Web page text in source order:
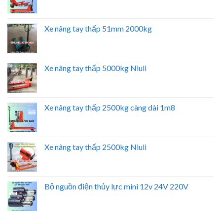
Xe nâng tay thấp 51mm 2000kg
Xe nâng tay thấp 5000kg Niuli
Xe nâng tay thấp 2500kg càng dài 1m8
Xe nâng tay thấp 2500kg Niuli
Bộ nguồn điện thủy lực mini 12v 24V 220V